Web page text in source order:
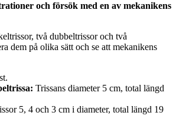
och försök med en av mekanikens
två dubbeltrissor och två
dem på olika sätt och se att mekanikens
Trissans diameter 5 cm, total längd
5, 4 och 3 cm i diameter, total längd 19